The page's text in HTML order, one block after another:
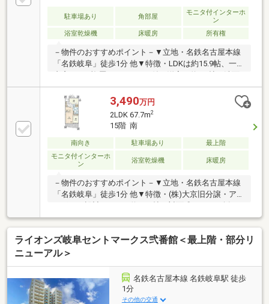
駐車場あり 角部屋
モニタ付インターホ
ン
浴室乾燥機
床暖房 所有権
－物件のおすすめポイント－▼立地・名鉄名古屋本線
「名鉄岐阜」徒歩1分 他▼特徴・LDKは約15.9帖、一部
室へ直接出入り可・SIC・パントリー・リネン庫等、
用途に合わせた収納有・2面バルコニー仕様・2026年6
月 天井・壁クロス貼替(一部) 等・オートロック・宅配
BOX有・ペット飼育可(規約有)▼設備・床暖房(LD)・
浴室乾燥機▼周辺環境・マックスバリュ岐阜元町店 徒
歩8分(約600m)■ ご希望の住まい探しをお手伝いしま
す ━━━━━・・・物件の詳細・ご相談はお気軽にお
問い合わせください。
3,490万円
2LDK 67.7m2
15階 南
南向き 駐車場あり
最上階
モニタ付インターホ
ン
浴室乾燥機 床暖房
－物件のおすすめポイント－▼立地・名鉄名古屋本線
「名鉄岐阜」徒歩1分 他▼特徴・(株)大京旧分譲・アウ
用・キッチン横の洗面室と主寝室を繋ぐWIC・ウッド
デッキ仕様の南向きバルコニー・ホールにマルチスト
ッカー有・ペット飼育可(規約有)▼設備・床暖房
(LD)・浴室乾燥機▼2026年6月室内リフォーム済【交
イレ 等【張替】天井・壁クロス、CF(トイレ)■ ご希望
の住まい探しをお手伝いします ━━━━━・・・物件
の詳細・ご相談はお気軽にお問い合わせください。
ライオンズ岐阜セントマークス弐番館＜最上階・部分リ
ニューアル＞
名鉄名古屋本線 名鉄岐阜駅 徒歩
1分
その他の交通